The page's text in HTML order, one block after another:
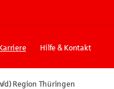
Hilfe & Kontakt
d) Region Thüringen